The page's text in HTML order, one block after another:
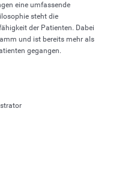
eine umfassende
steht die
der Patienten. Dabei
und ist bereits mehr als
gegangen.